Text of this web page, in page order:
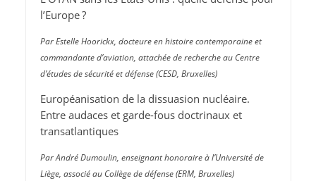
l’Europe ?
Par Estelle Hoorickx, docteure en histoire contemporaine et
commandante d’aviation, attachée de recherche au Centre
d’études de sécurité et défense (CESD, Bruxelles)
Européanisation de la dissuasion nucléaire.
Entre audaces et garde-fous doctrinaux et
transatlantiques
Par André Dumoulin, enseignant honoraire à l’Université de
Liège, associé au Collège de défense (ERM, Bruxelles)